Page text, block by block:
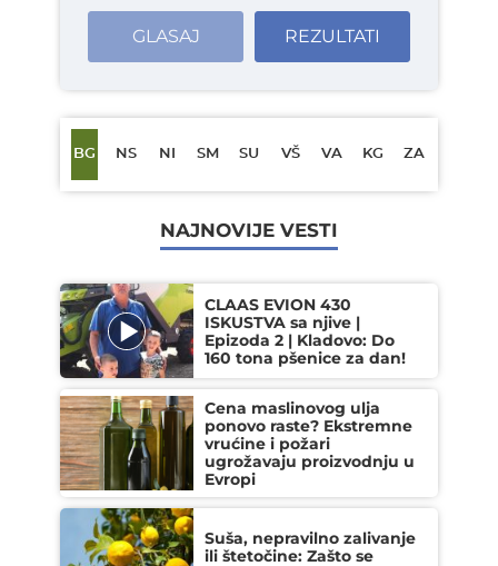
GLASAJ REZULTATI
BG NS NI SM SU VŠ VA KG ZA
NAJNOVIJE VESTI
CLAAS EVION 430
ISKUSTVA sa njive |
Epizoda 2 | Kladovo: Do
160 tona pšenice za dan!
Cena maslinovog ulja
ponovo raste? Ekstremne
vrućine i požari
ugrožavaju proizvodnju u
Evropi
Suša, nepravilno zalivanje
ili štetočine: Zašto se